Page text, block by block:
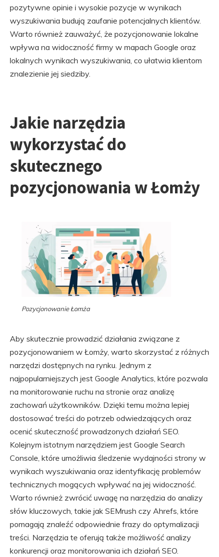
pozytywne opinie i wysokie pozycje w wynikach
wyszukiwania budują zaufanie potencjalnych klientów.
Warto również zauważyć, że pozycjonowanie lokalne
wpływa na widoczność firmy w mapach Google oraz
lokalnych wynikach wyszukiwania, co ułatwia klientom
znalezienie jej siedziby.
Jakie narzędzia
wykorzystać do
skutecznego
pozycjonowania w Łomży
Pozycjonowanie Łomża
Aby skutecznie prowadzić działania związane z
pozycjonowaniem w Łomży, warto skorzystać z różnych
narzędzi dostępnych na rynku. Jednym z
najpopularniejszych jest Google Analytics, które pozwala
na monitorowanie ruchu na stronie oraz analizę
zachowań użytkowników. Dzięki temu można lepiej
dostosować treści do potrzeb odwiedzających oraz
ocenić skuteczność prowadzonych działań SEO.
Kolejnym istotnym narzędziem jest Google Search
Console, które umożliwia śledzenie wydajności strony w
wynikach wyszukiwania oraz identyfikację problemów
technicznych mogących wpływać na jej widoczność.
Warto również zwrócić uwagę na narzędzia do analizy
słów kluczowych, takie jak SEMrush czy Ahrefs, które
pomagają znaleźć odpowiednie frazy do optymalizacji
treści. Narzędzia te oferują także możliwość analizy
konkurencji oraz monitorowania ich działań SEO.